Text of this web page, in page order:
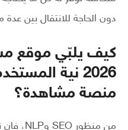
دون الحاجة للانتقال بين
كيف يلبّي موقع
2026 نية
منصة مشاهدة؟
من منظور SEO وNLP، فإن نية المستخدم عند البحث عن